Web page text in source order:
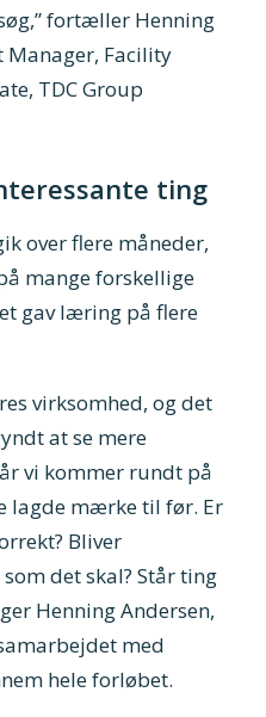
fortæller Henning
Manager, Facility
TDC Group
ting
over flere måneder,
mange forskellige
gav læring på flere
virksomhed, og det
at se mere
vi kommer rundt på
lagde mærke til før. Er
Bliver
det skal? Står ting
Henning Andersen,
med
hele forløbet.